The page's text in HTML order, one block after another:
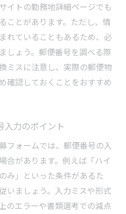
イトの勤務地詳細ページでも
ことがあります。ただし、情
れていることもあるため、必
しょう。郵便番号を調べる際
ミスに注意し、実際の郵便物
確認しておくことをおすすめ
入力のポイント
フォームでは、郵便番号の入
合があります。例えば「ハイ
み」といった条件があるた
いましょう。入力ミスや形式
のエラーや書類選考での減点